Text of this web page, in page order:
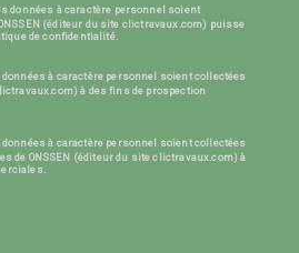
données à caractère personnel soient
(éditeur du site clictravaux.com) puisse
de confidentialité.
à caractère personnel soient collectées
à des fins de prospection
à caractère personnel soient collectées
de ONSSEN (éditeur du site clictravaux.com) à